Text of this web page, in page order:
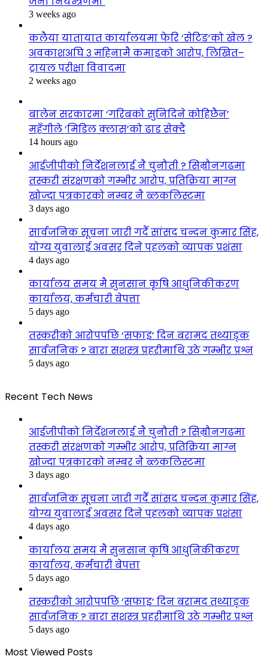
3 weeks ago
कलैया यातायात कार्यालयमा फेरि ‘सेटिङ’को खेल ?
अवकाशअघि ३ महिनामै कमाइको आरोप, लिखित–
ट्रायल परीक्षा विवादमा
2 weeks ago
बालेन सरकारमा ‘गरिबको सुनिदिने कोहिछैन’
महँगीले ‘मिडिल क्लास’को ढाड सेक्दै
14 hours ago
आईजीपीको निर्देशनलाई नै चुनौती ? सिम्रौनगढमा
तस्करी संरक्षणको गम्भीर आरोप, प्रतिक्रिया माग्न
खोज्दा पत्रकारको नम्बर नै ब्लकलिस्टमा
3 days ago
सार्वजनिक सूचना जारी गर्दै सांसद चन्दन कुमार सिंह,
योग्य युवालाई अवसर दिने पहलको व्यापक प्रशंसा
4 days ago
कार्यालय समय मै सुनसान कृषि आधुनिकीकरण
कार्यालय, कर्मचारी बेपत्ता
5 days ago
तस्करीको आरोपपछि ‘सफाइ’ दिन बरामद तथ्याङ्क
सार्वजनिक ? बारा सशस्त्र प्रहरीमाथि उठे गम्भीर प्रश्न
5 days ago
Recent Tech News
आईजीपीको निर्देशनलाई नै चुनौती ? सिम्रौनगढमा
तस्करी संरक्षणको गम्भीर आरोप, प्रतिक्रिया माग्न
खोज्दा पत्रकारको नम्बर नै ब्लकलिस्टमा
3 days ago
सार्वजनिक सूचना जारी गर्दै सांसद चन्दन कुमार सिंह,
योग्य युवालाई अवसर दिने पहलको व्यापक प्रशंसा
4 days ago
कार्यालय समय मै सुनसान कृषि आधुनिकीकरण
कार्यालय, कर्मचारी बेपत्ता
5 days ago
तस्करीको आरोपपछि ‘सफाइ’ दिन बरामद तथ्याङ्क
सार्वजनिक ? बारा सशस्त्र प्रहरीमाथि उठे गम्भीर प्रश्न
5 days ago
Most Viewed Posts